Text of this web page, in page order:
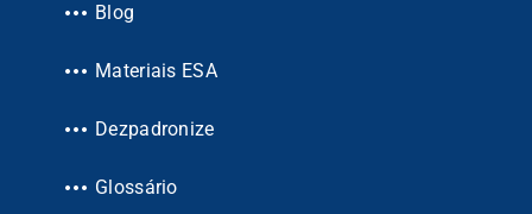
Blog
Materiais ESA
Dezpadronize
Glossário